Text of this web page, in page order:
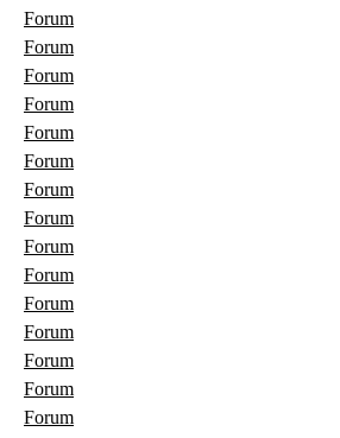
Forum
Forum
Forum
Forum
Forum
Forum
Forum
Forum
Forum
Forum
Forum
Forum
Forum
Forum
Forum